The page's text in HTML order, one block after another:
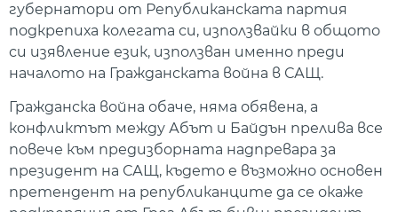
губернатори от Републиканската партия
подкрепиха колегата си, използвайки в общото
си изявление език, използван именно преди
началото на Гражданската война в САЩ.
Гражданска война обаче, няма обявена, а
конфликтът между Абът и Байдън прелива все
повече към предизборната надпревара за
президент на САЩ, където е възможно основен
претендент на републиканците да се окаже